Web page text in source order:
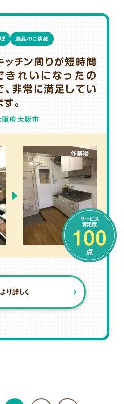
ッチン周りが短時間
きれいになったの
、非常に満足してい
す。
阪府大阪市
遺品のご供養
作業後
サービス
満足度
100
点
より詳しく